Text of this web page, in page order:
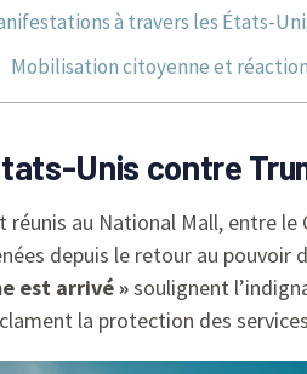
à travers les États-
Mobilisation citoyenne et
Unis contre
au National Mall, entre
depuis le retour au pouvoir
est arrivé »soulignent
la protection des